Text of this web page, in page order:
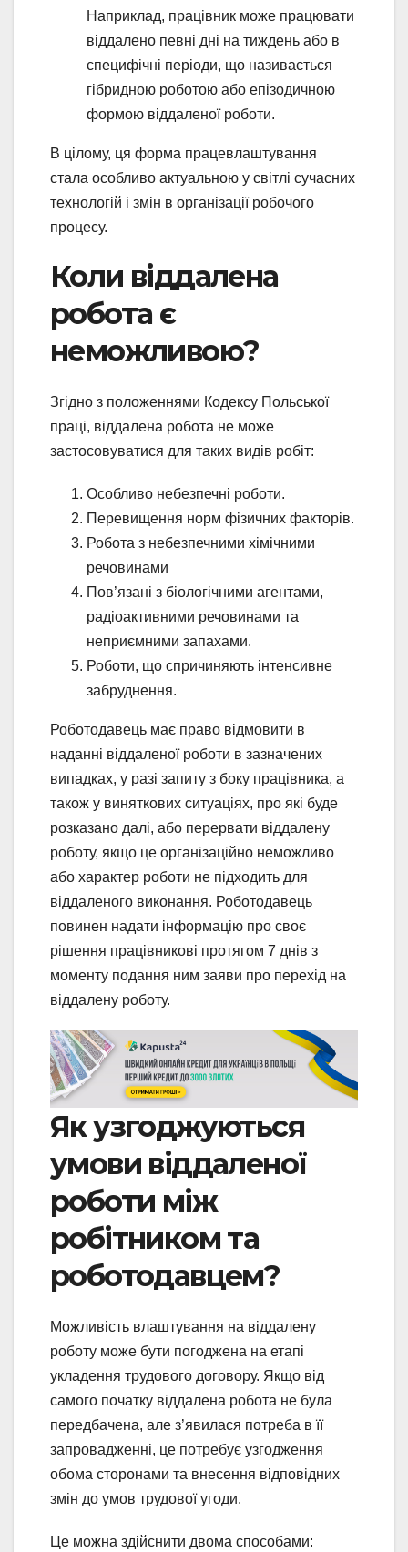
Наприклад, працівник може працювати
віддалено певні дні на тиждень або в
специфічні періоди, що називається
гібридною роботою або епізодичною
формою віддаленої роботи.
В цілому, ця форма працевлаштування
стала особливо актуальною у світлі сучасних
технологій і змін в організації робочого
процесу.
Коли віддалена
робота є
неможливою?
Згідно з положеннями Кодексу Польської
праці, віддалена робота не може
застосовуватися для таких видів робіт:
Особливо небезпечні роботи.
Перевищення норм фізичних факторів.
Робота з небезпечними хімічними
речовинами
Пов’язані з біологічними агентами,
радіоактивними речовинами та
неприємними запахами.
Роботи, що спричиняють інтенсивне
забруднення.
Роботодавець має право відмовити в
наданні віддаленої роботи в зазначених
випадках, у разі запиту з боку працівника, а
також у виняткових ситуаціях, про які буде
розказано далі, або перервати віддалену
роботу, якщо це організаційно неможливо
або характер роботи не підходить для
віддаленого виконання. Роботодавець
повинен надати інформацію про своє
рішення працівникові протягом 7 днів з
моменту подання ним заяви про перехід на
віддалену роботу.
Як узгоджуються
умови віддаленої
роботи між
робітником та
роботодавцем?
Можливість влаштування на віддалену
роботу може бути погоджена на етапі
укладення трудового договору. Якщо від
самого початку віддалена робота не була
передбачена, але з’явилася потреба в її
запровадженні, це потребує узгодження
обома сторонами та внесення відповідних
змін до умов трудової угоди.
Це можна здійснити двома способами: